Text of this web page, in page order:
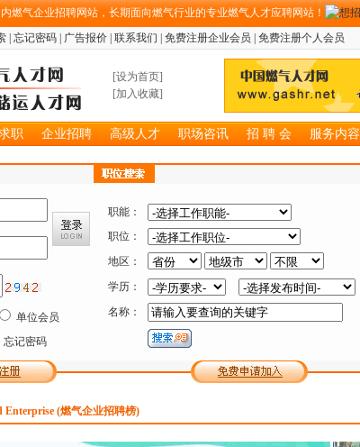
燃气企业招聘网站，长期面向燃气行业的专业燃气人才应聘网站！
忘记密码 广告报价 联系我们 免费注册企业会员 免费注册个人会员
[设为首页]
[加入收藏]
职 企业招聘 高级人才 职场咨讯 招 聘 会 服务内容
单位会员
忘记密码
职能：
职位：
地区：
学历：
名称：
Enterprise (燃气企业招聘榜)